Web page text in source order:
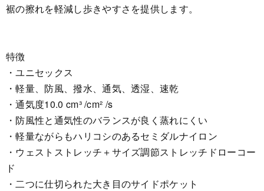
裾の擦れを軽減し歩きやすさを提供します。
特徴
・ユニセックス
・軽量、防風、撥水、通気、透湿、速乾
・通気度10.0 cm³ /cm² /s
・防風性と通気性のバランスが良く蒸れにくい
・軽量ながらもハリコシのあるセミダルナイロン
・ウェストストレッチ＋サイズ調節ストレッチドローコー
ド
・二つに仕切られた大き目のサイドポケット